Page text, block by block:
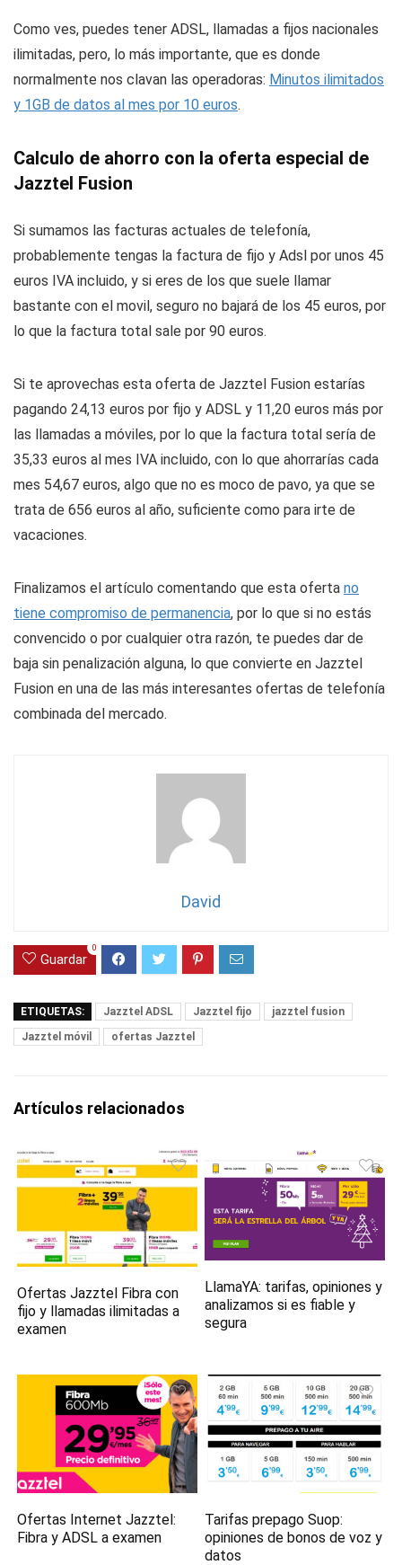
Como ves, puedes tener ADSL, llamadas a fijos nacionales
ilimitadas, pero, lo más importante, que es donde
normalmente nos clavan las operadoras: Minutos ilimitados
y 1GB de datos al mes por 10 euros.
Calculo de ahorro con la oferta especial de
Jazztel Fusion
Si sumamos las facturas actuales de telefonía,
probablemente tengas la factura de fijo y Adsl por unos 45
euros IVA incluido, y si eres de los que suele llamar
bastante con el movil, seguro no bajará de los 45 euros, por
lo que la factura total sale por 90 euros.
Si te aprovechas esta oferta de Jazztel Fusion estarías
pagando 24,13 euros por fijo y ADSL y 11,20 euros más por
las llamadas a móviles, por lo que la factura total sería de
35,33 euros al mes IVA incluido, con lo que ahorrarías cada
mes 54,67 euros, algo que no es moco de pavo, ya que se
trata de 656 euros al año, suficiente como para irte de
vacaciones.
Finalizamos el artículo comentando que esta oferta no
tiene compromiso de permanencia, por lo que si no estás
convencido o por cualquier otra razón, te puedes dar de
baja sin penalización alguna, lo que convierte en Jazztel
Fusion en una de las más interesantes ofertas de telefonía
combinada del mercado.
David
Guardar
0
ETIQUETAS: Jazztel ADSL Jazztel fijo
jazztel fusion
Jazztel móvil
ofertas Jazztel
Artículos relacionados
Ofertas Jazztel Fibra con
fijo y llamadas ilimitadas a
examen
LlamaYA: tarifas, opiniones y
analizamos si es fiable y
segura
Ofertas Internet Jazztel:
Fibra y ADSL a examen
Tarifas prepago Suop:
opiniones de bonos de voz y
datos